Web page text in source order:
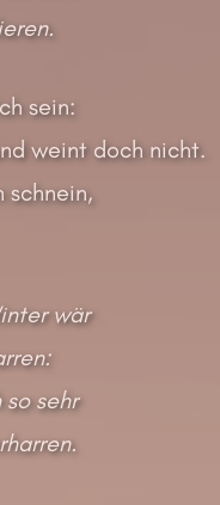
sein:
weint doch nicht.
schnein,
wär
sehr